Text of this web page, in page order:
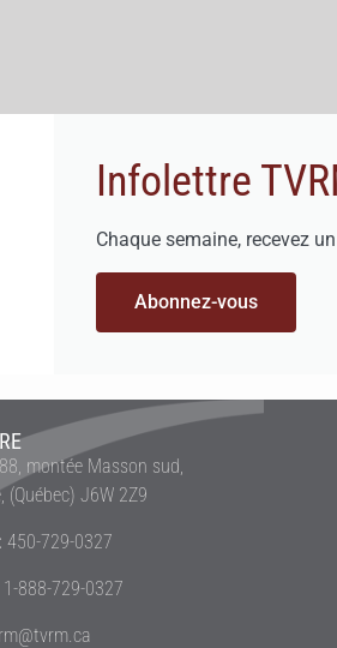
Infolettre
Chaque semaine, recevez
Abonnez-vous
montée Masson sud,
(Québec) J6W 2Z9
450-729-0327
1-888-729-0327